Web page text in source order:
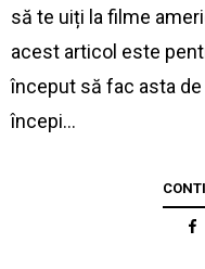
să te uiți la filme
acest articol este
început să fac asta
începi…